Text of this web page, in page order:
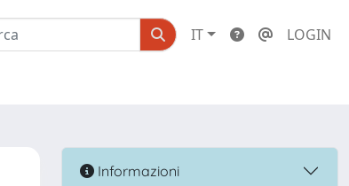
IT LOGIN
Informazioni